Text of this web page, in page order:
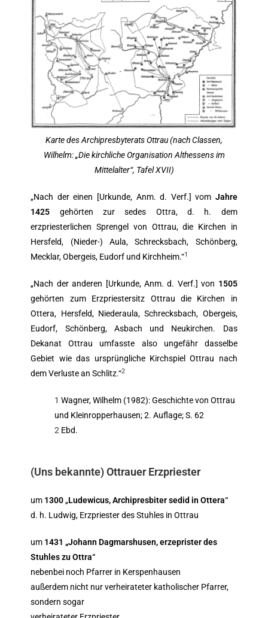
Karte des Archipresbyterats Ottrau (nach Classen,
Wilhelm: „Die kirchliche Organisation Althessens im
Mittelalter“, Tafel XVII)
„Nach der einen [Urkunde, Anm. d. Verf.] vom Jahre
1425 gehörten zur sedes Ottra, d. h. dem
erzpriesterlichen Sprengel von Ottrau, die Kirchen in
Hersfeld, (Nieder-) Aula, Schrecksbach, Schönberg,
Mecklar, Obergeis, Eudorf und Kirchheim.“1
„Nach der anderen [Urkunde, Anm. d. Verf.] von 1505
gehörten zum Erzpriestersitz Ottrau die Kirchen in
Ottera, Hersfeld, Niederaula, Schrecksbach, Obergeis,
Eudorf, Schönberg, Asbach und Neukirchen. Das
Dekanat Ottrau umfasste also ungefähr dasselbe
Gebiet wie das ursprüngliche Kirchspiel Ottrau nach
dem Verluste an Schlitz.“2
1 Wagner, Wilhelm (1982): Geschichte von Ottrau
und Kleinropperhausen; 2. Auflage; S. 62
2 Ebd.
(Uns bekannte) Ottrauer Erzpriester
um 1300„Ludewicus, Archipresbiter sedid in Ottera“
d. h. Ludwig, Erzpriester des Stuhles in Ottrau
um 1431 „Johann Dagmarshusen, erzeprister des
Stuhles zu Ottra“
nebenbei noch Pfarrer in Kerspenhausen
außerdem nicht nur verheirateter katholischer Pfarrer,
sondern sogar